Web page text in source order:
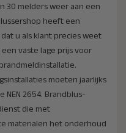
30 melders weer aan een
heeft een
u als klant precies weet
vaste lage prijs voor
moeten jaarlijks
NEN 2654. Brandblus­
die met
materialen het onderhoud